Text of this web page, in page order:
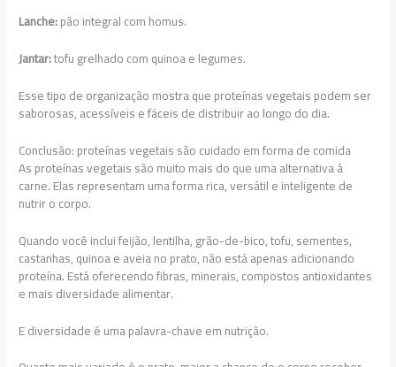
Lanche:pão integral com homus.
Jantar:tofu grelhado com quinoa e legumes.
Esse tipo de organização mostra que proteínas vegetais podem ser
saborosas, acessíveis e fáceis de distribuir ao longo do dia.
Conclusão: proteínas vegetais são cuidado em forma de comida
As proteínas vegetais são muito mais do que uma alternativa à
carne. Elas representam uma forma rica, versátil e inteligente de
nutrir o corpo.
Quando você inclui feijão, lentilha, grão-de-bico, tofu, sementes,
castanhas, quinoa e aveia no prato, não está apenas adicionando
proteína. Está oferecendo fibras, minerais, compostos antioxidantes
e mais diversidade alimentar.
E diversidade é uma palavra-chave em nutrição.